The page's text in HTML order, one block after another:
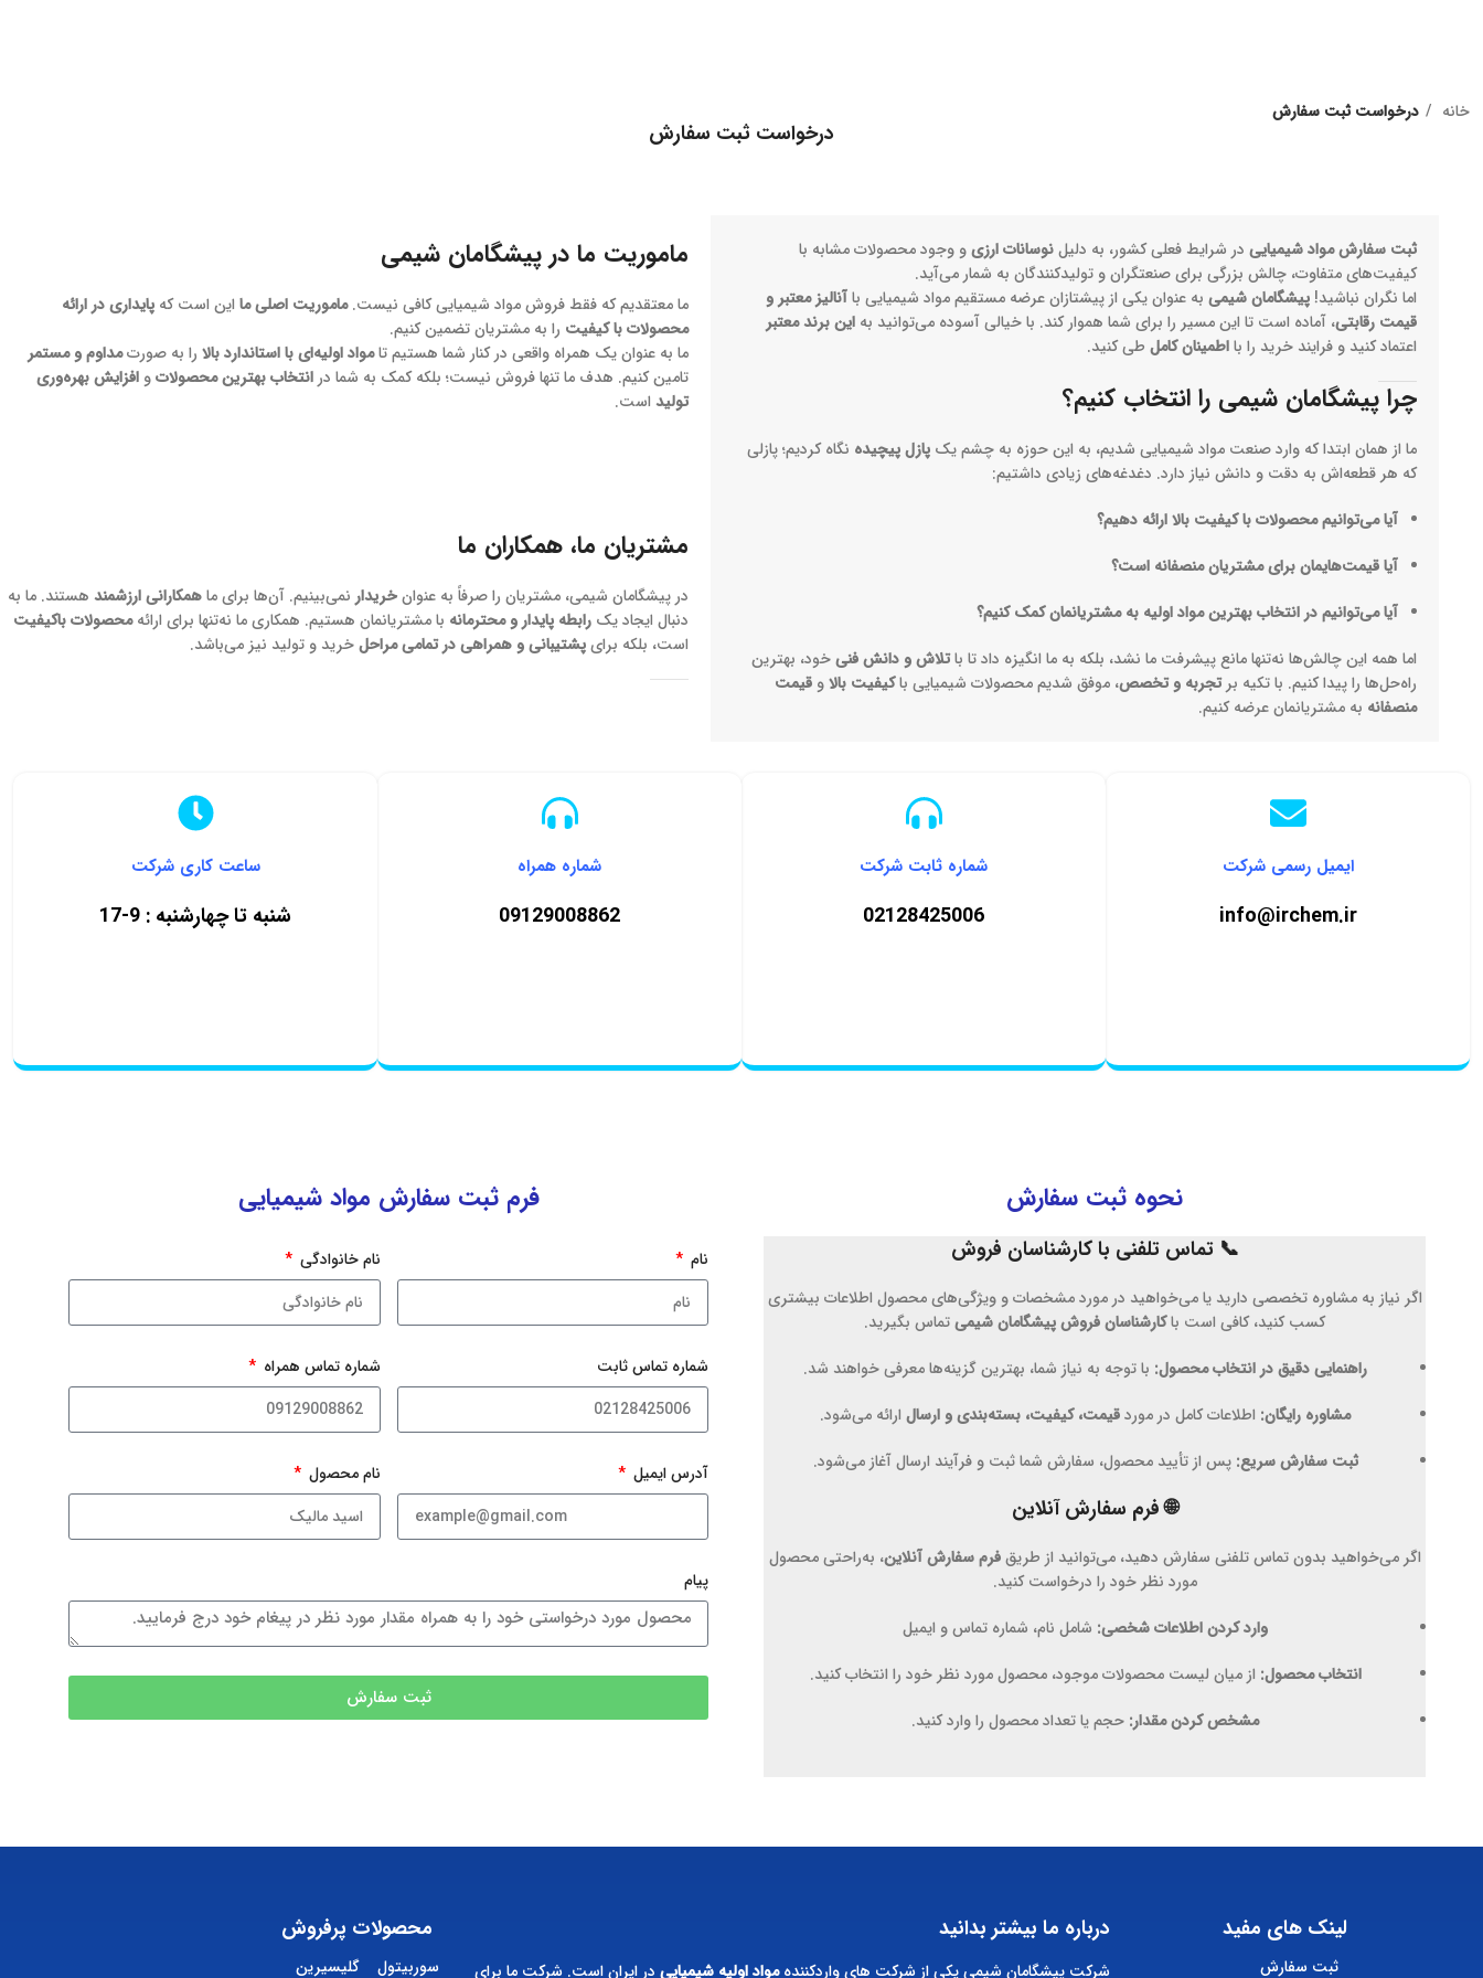
خانه درخواست ثبت سفارش
درخواست ثبت سفارش
ثبت سفارش مواد شیمیایی در شرایط فعلی کشور، به دلیلنوسانات ارزیو وجود محصولات مشابه با
کیفیت‌های متفاوت، چالش بزرگی برای صنعتگران و تولیدکنندگان به شمار می‌آید.
اما نگران نباشید! پیشگامان شیمی به عنوان یکی از پیشتازان عرضه مستقیم مواد شیمیایی باآنالیز معتبر و
قیمت رقابتی، آماده است تا این مسیر را برای شما هموار کند. با خیالی آسوده می‌توانید به این برند معتبر
اعتماد کنید و فرایند خرید را بااطمینان کامل طی کنید.
چرا پیشگامان شیمی را انتخاب کنیم؟
ما از همان ابتدا که وارد صنعت مواد شیمیایی شدیم، به این حوزه به چشم یک پازل پیچیده نگاه کردیم؛ پازلی
که هر قطعه‌اش به دقت و دانش نیاز دارد. دغدغه‌های زیادی داشتیم:
آیا می‌توانیم محصولات با کیفیت بالا ارائه دهیم؟
آیا قیمت‌هایمان برای مشتریان منصفانه است؟
آیا می‌توانیم در انتخاب بهترین مواد اولیه به مشتریانمان کمک کنیم؟
اما همه این چالش‌ها نه‌تنها مانع پیشرفت ما نشد، بلکه به ما انگیزه داد تا باتلاش و دانش فنیخود، بهترین
راه‌حل‌ها را پیدا کنیم. با تکیه برتجربه و تخصص، موفق شدیم محصولات شیمیایی باکیفیت بالاو قیمت
منصفانه به مشتریانمان عرضه کنیم.
ماموریت ما در پیشگامان شیمی
ما معتقدیم که فقط فروش مواد شیمیایی کافی نیست.ماموریت اصلی ما این است که پایداری در ارائه
محصولات با کیفیت را به مشتریان تضمین کنیم.
ما به عنوان یک همراه واقعی در کنار شما هستیم تامواد اولیه‌ای با استاندارد بالا را به صورتمداوم و مستمر
تامین کنیم. هدف ما تنها فروش نیست؛ بلکه کمک به شما در انتخاب بهترین محصولاتو افزایش بهره‌وری
تولید است.
مشتریان ما، همکاران ما
در پیشگامان شیمی، مشتریان را صرفاً به عنوانخریدار نمی‌بینیم. آن‌ها برای ماهمکارانی ارزشمند هستند. ما به
دنبال ایجاد یک رابطه پایدار و محترمانه با مشتریانمان هستیم. همکاری ما نه‌تنها برای ارائهمحصولات باکیفیت
است، بلکه برایپشتیبانی و همراهی در تمامی مراحلخرید و تولید نیز می‌باشد.
ایمیل رسمی شرکت
info@irchem.ir
شماره ثابت شرکت
02128425006
شماره همراه
09129008862
ساعت کاری شرکت
شنبه تا چهارشنبه : 9-17
نحوه ثبت سفارش
📞تماس تلفنی با کارشناسان فروش
اگر نیاز به مشاوره تخصصی دارید یا می‌خواهید در مورد مشخصات و ویژگی‌های محصول اطلاعات بیشتری
کسب کنید، کافی است باکارشناسان فروش پیشگامان شیمیتماس بگیرید.
راهنمایی دقیق در انتخاب محصول: با توجه به نیاز شما، بهترین گزینه‌ها معرفی خواهند شد.
مشاوره رایگان: اطلاعات کامل در موردقیمت، کیفیت، بسته‌بندی و ارسال ارائه می‌شود.
ثبت سفارش سریع: پس از تأیید محصول، سفارش شما ثبت و فرآیند ارسال آغاز می‌شود.
🌐فرم سفارش آنلاین
اگر می‌خواهید بدون تماس تلفنی سفارش دهید، می‌توانید از طریقفرم سفارش آنلاین، به‌راحتی محصول
مورد نظر خود را درخواست کنید.
وارد کردن اطلاعات شخصی: شامل نام، شماره تماس و ایمیل
انتخاب محصول: از میان لیست محصولات موجود، محصول مورد نظر خود را انتخاب کنید.
مشخص کردن مقدار: حجم یا تعداد محصول را وارد کنید.
فرم ثبت سفارش مواد شیمیایی
نام نام خانوادگی
شماره تماس ثابت شماره تماس همراه
آدرس ایمیل نام محصول
پیام
ثبت سفارش
لینک های مفید
ثبت سفارش
درباره ما بیشتر بدانید
شرکت پیشگامان شیمی یکی از شرکت های واردکنندهمواد اولیه شیمیاییدر ایران است. شرکت ما برای
محصولات پرفروش
سوربیتول گلیسیرین